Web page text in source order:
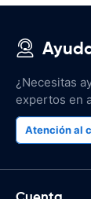
¿Necesitas
expertos en
Atención al